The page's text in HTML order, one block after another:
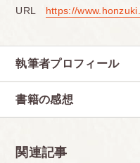
URL https://
執筆者プロフィール
大人気『ハッピ
療内科医
書籍の感想
今まで、本やネットなど色々な
関連記事